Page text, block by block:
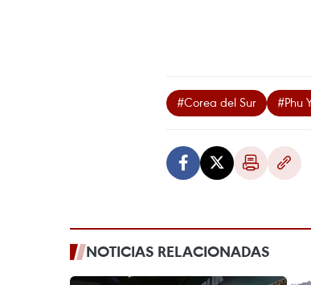
#Corea del Sur #Phu
NOTICIAS RELACIONADAS